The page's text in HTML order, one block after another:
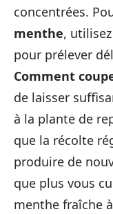
concentrées.
menthe,
pour prélever
Comment
de laisser
à la plante de
que la récolte
produire de
que plus vous
menthe fraîche